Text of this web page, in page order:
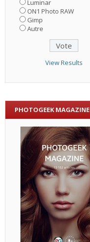
Luminar
ON1 Photo RAW
Gimp
Autre
View Results
PHOTOGEEK MAGAZINE